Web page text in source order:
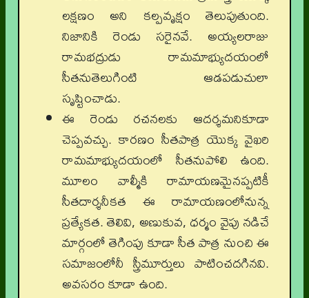
లక్షణం అని కల్పవృక్షం తెలుపుతుంది.
నిజానికి రెండు సరైనవే. అయ్యలరాజు
రామభద్రుడు రామమాభ్యుదయంలో
సీతనుతెలుగింటి ఆడపడుచులా
సృష్టించాడు.
ఈ రెండు రచనలకు ఆదర్శమనికూడా
చెప్పవచ్చు. కారణం సీతపాత్ర యొక్క వైఖరి
రామమాభ్యుదయంలో సీతనుపోలి ఉంది.
మూలం వాల్మీకి రామాయణమైనప్పటికీ
సీతదార్శనీకత ఈ రామాయణంలోనున్న
ప్రత్యేకత. తెలివి, అణుకువ, ధర్మం వైపు నడిచే
మార్గంలో తెగింపు కూడా సీత పాత్ర నుంచి ఈ
సమాజంలోనీ స్త్రీమూర్తులు పాటించదగినవి.
అవసరం కూడా ఉంది.